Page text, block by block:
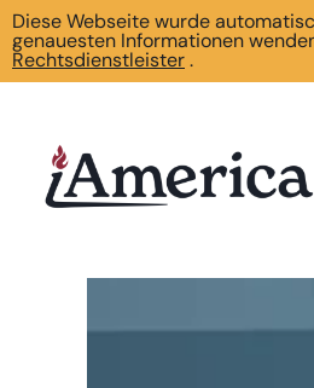
Diese Webseite wurde
genauesten Informationen
Rechtsdienstleister.